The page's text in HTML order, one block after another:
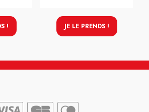
! JE LE PRENDS !